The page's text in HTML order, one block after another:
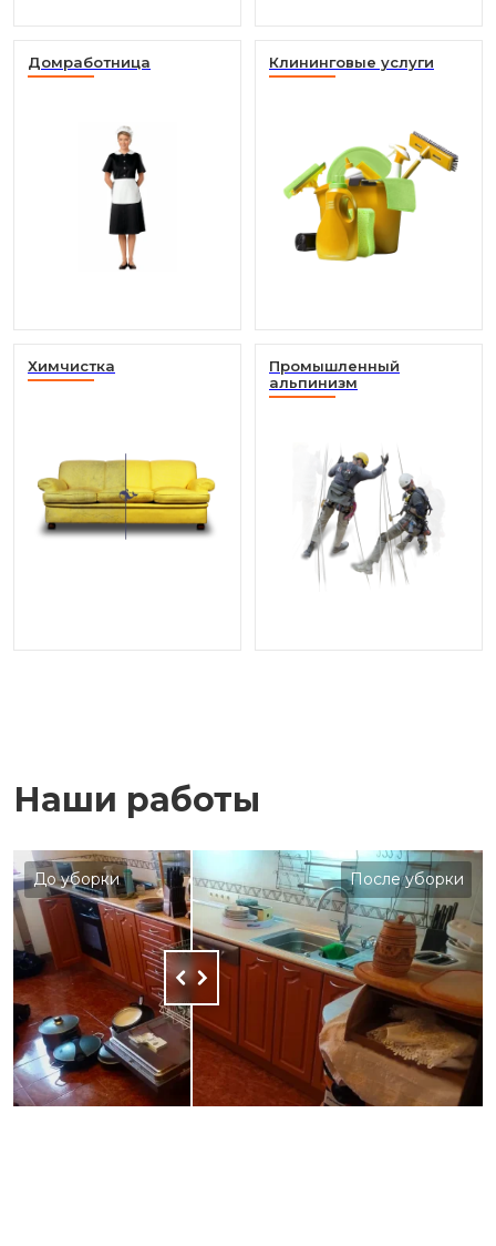
Домработница Клининговые услуги
Химчистка
Промышленный
альпинизм
Наши работы
До уборки После уборки